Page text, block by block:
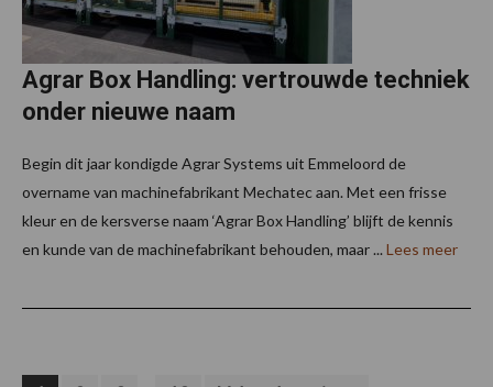
Agrar Box Handling: vertrouwde techniek
onder nieuwe naam
Begin dit jaar kondigde Agrar Systems uit Emmeloord de
overname van machinefabrikant Mechatec aan. Met een frisse
kleur en de kersverse naam ‘Agrar Box Handling’ blijft de kennis
en kunde van de machinefabrikant behouden, maar ... Lees meer